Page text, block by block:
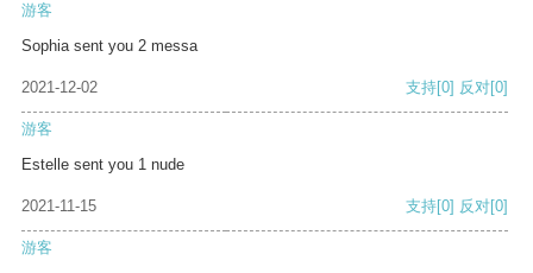
游客
Sophia sent you 2 messa
2021-12-02 支持[0] 反对[0]
游客
Estelle sent you 1 nude
2021-11-15 支持[0] 反对[0]
游客